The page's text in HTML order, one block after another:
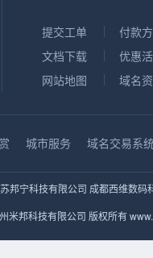
提交工单
付款
文档下载
优惠
网站地图
域名
城市服务 域名交易系
邦宁科技有限公司 成都西维数码
米邦科技有限公司 版权所有